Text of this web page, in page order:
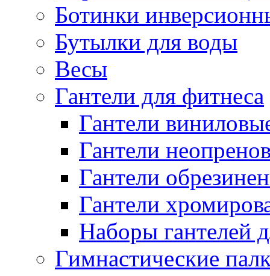
Ботинки
Бутылки для воды
Весы
Гантели для фитнеса
Гантели
Гантели
Гантели
Гантели
Наборы гантелей
Гимнастические